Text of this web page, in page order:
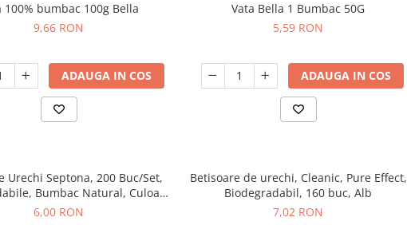
100% bumbac 100g Bella
9,66 RON
ADAUGA IN COS
Vata Bella 1 Bumbac 50G
5,59 RON
ADAUGA IN COS
Urechi Septona, 200 Buc/Set,
Bumbac Natural, Culoare
Alba
6,00 RON
Betisoare de urechi, Cleanic, Pure Effect,
Biodegradabil, 160 buc, Alb
7,02 RON